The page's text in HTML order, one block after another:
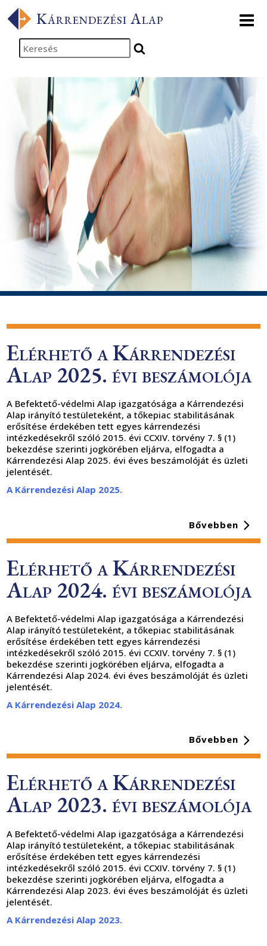
tartalomhoz
Kezdőlapra
ugrás
Kárrendezési Alap
Keresés
Elérhető a Kárrendezési
Alap 2025. évi beszámolója
A Befektető-védelmi Alap igazgatósága a Kárrendezési
Alap irányító testületeként, a tőkepiac stabilitásának
erősítése érdekében tett egyes kárrendezési
intézkedésekről szóló 2015. évi CCXIV. törvény 7. § (1)
bekezdése szerinti jogkörében eljárva, elfogadta a
Kárrendezési Alap 2025. évi éves beszámolóját és üzleti
jelentését.
A Kárrendezési Alap 2025.
Bővebben
Elérhető a Kárrendezési
Alap 2024. évi beszámolója
A Befektető-védelmi Alap igazgatósága a Kárrendezési
Alap irányító testületeként, a tőkepiac stabilitásának
erősítése érdekében tett egyes kárrendezési
intézkedésekről szóló 2015. évi CCXIV. törvény 7. § (1)
bekezdése szerinti jogkörében eljárva, elfogadta a
Kárrendezési Alap 2024. évi éves beszámolóját és üzleti
jelentését.
A Kárrendezési Alap 2024.
Bővebben
Elérhető a Kárrendezési
Alap 2023. évi beszámolója
A Befektető-védelmi Alap igazgatósága a Kárrendezési
Alap irányító testületeként, a tőkepiac stabilitásának
erősítése érdekében tett egyes kárrendezési
intézkedésekről szóló 2015. évi CCXIV. törvény 7. § (1)
bekezdése szerinti jogkörében eljárva, elfogadta a
Kárrendezési Alap 2023. évi éves beszámolóját és üzleti
jelentését.
A Kárrendezési Alap 2023.